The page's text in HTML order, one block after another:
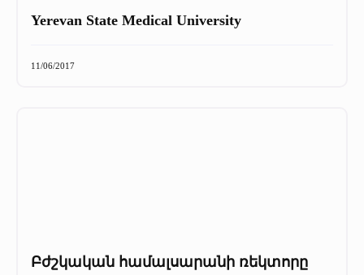
Yerevan State Medical University
11/06/2017
Բժշկական համալսարանի ռեկտորը